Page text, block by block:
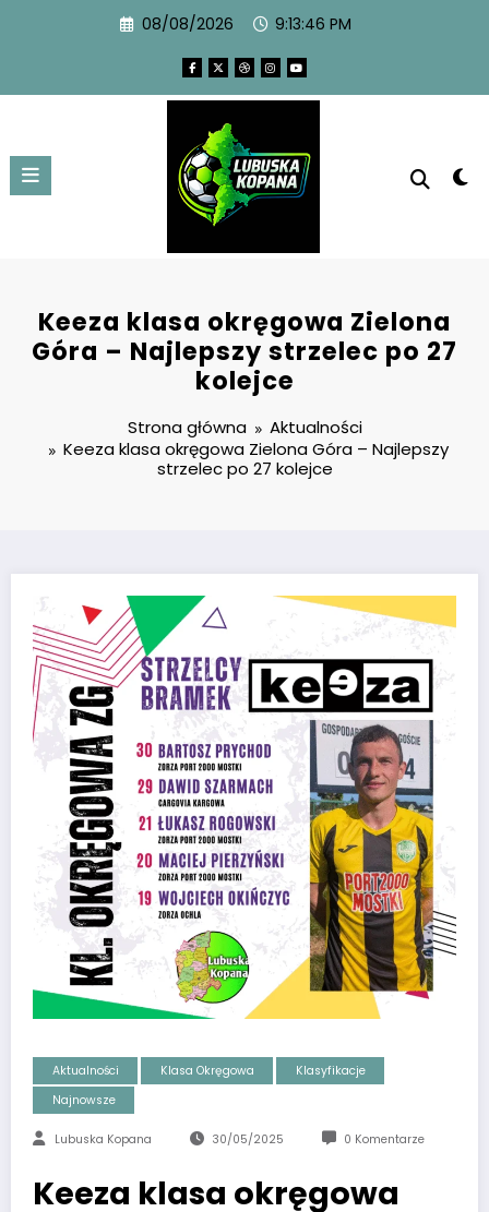
08/08/2026 9:13:47 PM
Keeza klasa okręgowa Zielona
Góra – Najlepszy strzelec po 27
kolejce
Strona główna
Aktualności
Keeza klasa okręgowa Zielona Góra – Najlepszy
strzelec po 27 kolejce
Aktualności Klasa Okręgowa
Klasyfikacje
Najnowsze
Lubuska Kopana 30/05/2025 0 Komentarze
Keeza klasa okręgowa